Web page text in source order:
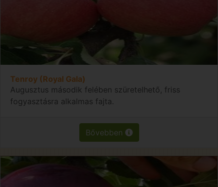
Tenroy (Royal Gala)
Augusztus második felében szüretelhető, friss
fogyasztásra alkalmas fajta.
Bővebben